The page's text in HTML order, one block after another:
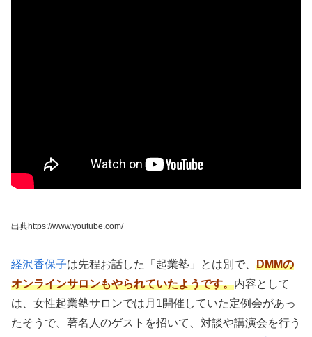
出典https://www.youtube.com/
経沢香保子は先程お話した「起業塾」とは別で、 DMMの
オンラインサロンもやられていたようです。内容として
は、女性起業塾サロンでは月1開催していた定例会があっ
たそうで、著名人のゲストを招いて、対談や講演会を行う